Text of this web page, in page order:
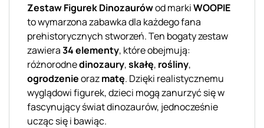
Zestaw Figurek Dinozaurówod markiWOOPIE
to wymarzona zabawka dla każdego fana
prehistorycznych stworzeń. Ten bogaty zestaw
zawiera34 elementy, które obejmują:
różnorodnedinozaury,skałę, rośliny,
ogrodzenieorazmatę. Dzięki realistycznemu
wyglądowi figurek, dzieci mogą zanurzyć się w
fascynujący świat dinozaurów, jednocześnie
ucząc się i bawiąc.